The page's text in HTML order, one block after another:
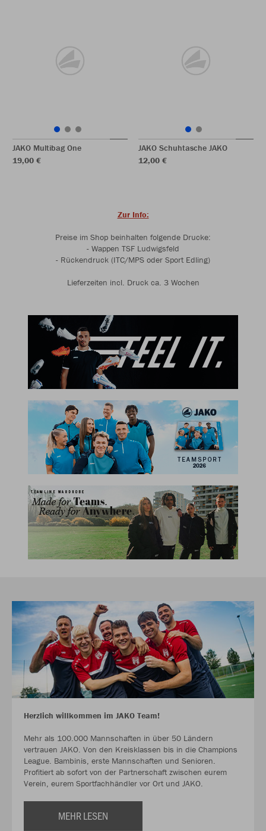
JAKO Multibag One
19,00 €
JAKO Schuhtasche JAKO
12,00 €
Zur Info:
Preise im Shop beinhalten folgende Drucke:
- Wappen TSF Ludwigsfeld
- Rückendruck (ITC/MPS oder Sport Edling)
Lieferzeiten incl. Druck ca. 3 Wochen
Herzlich willkommen im JAKO Team!
Mehr als 100.000 Mannschaften in über 50 Ländern
vertrauen JAKO. Von den Kreisklassen bis in die Champions
League. Bambinis, erste Mannschaften und Senioren.
Profitiert ab sofort von der Partnerschaft zwischen eurem
Verein, eurem Sportfachhändler vor Ort und JAKO.
MEHR LESEN